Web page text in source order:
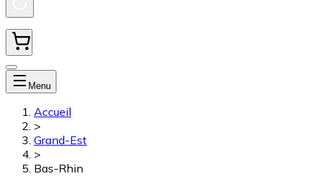
Menu
Accueil
>
Grand-Est
>
Bas-Rhin